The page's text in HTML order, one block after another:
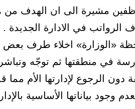
مشيرة الى ان الهدف من
في الادارة الجديدة .
«الوزارة» اخلاء طرف بعض
في منطقتها ثم توجّه
دون الرجوع لإدارتها الأم
وجود بياناتها الأساسية